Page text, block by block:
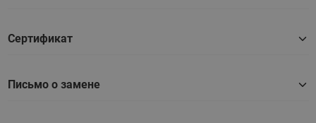
Сертификат
Письмо о замене